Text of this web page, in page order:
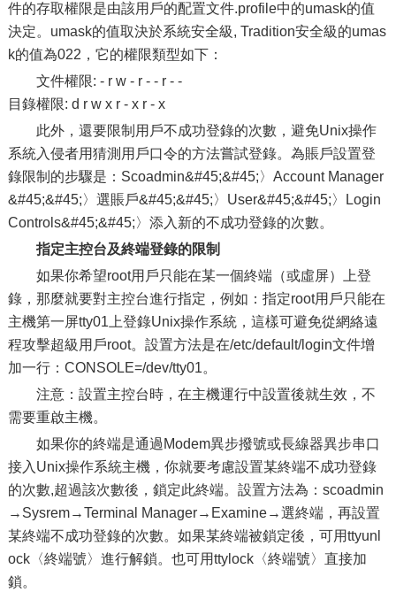
件的存取權限是由該用戶的配置文件.profile中的umask的值
決定。umask的值取決於系統安全級, Tradition安全級的umas
k的值為022，它的權限類型如下：
文件權限: - r w - r - - r - -
目錄權限: d r w x r - x r - x
此外，還要限制用戶不成功登錄的次數，避免Unix操作
系統入侵者用猜測用戶口令的方法嘗試登錄。為賬戶設置登
錄限制的步驟是：Scoadmin&#45;&#45;〉Account Manager
&#45;&#45;〉選賬戶&#45;&#45;〉User&#45;&#45;〉Login
Controls&#45;&#45;〉添入新的不成功登錄的次數。
指定主控台及終端登錄的限制
如果你希望root用戶只能在某一個終端（或虛屏）上登
錄，那麼就要對主控台進行指定，例如：指定root用戶只能在
主機第一屏tty01上登錄Unix操作系統，這樣可避免從網絡遠
程攻擊超級用戶root。設置方法是在/etc/default/login文件增
加一行：CONSOLE=/dev/tty01。
注意：設置主控台時，在主機運行中設置後就生效，不
需要重啟主機。
如果你的終端是通過Modem異步撥號或長線器異步串口
接入Unix操作系統主機，你就要考慮設置某終端不成功登錄
的次數,超過該次數後，鎖定此終端。設置方法為：scoadmin
→Sysrem→Terminal Manager→Examine→選終端，再設置
某終端不成功登錄的次數。如果某終端被鎖定後，可用ttyunl
ock〈終端號〉進行解鎖。也可用ttylock〈終端號〉直接加
鎖。